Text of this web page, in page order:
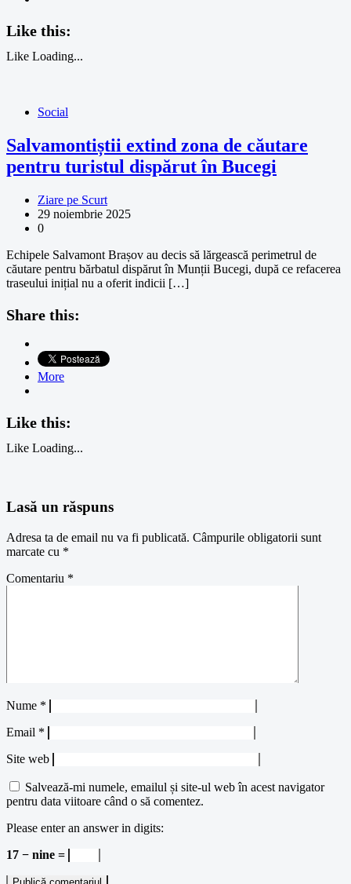
Like this:
Like Loading...
Social
Salvamontiștii extind zona de căutare
pentru turistul dispărut în Bucegi
Ziare pe Scurt
29 noiembrie 2025
0
Echipele Salvamont Brașov au decis să lărgească perimetrul de
căutare pentru bărbatul dispărut în Munții Bucegi, după ce refacerea
traseului inițial nu a oferit indicii […]
Share this:
More
Like this:
Like Loading...
Lasă un răspuns
Adresa ta de email nu va fi publicată. Câmpurile obligatorii sunt
marcate cu *
Comentariu *
Nume *
Email *
Site web
Salvează-mi numele, emailul și site-ul web în acest navigator
pentru data viitoare când o să comentez.
Please enter an answer in digits:
17 − nine =